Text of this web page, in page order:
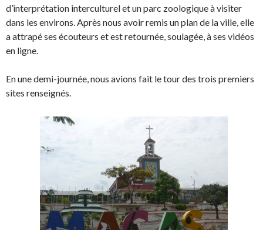
d’interprétation interculturel et un parc zoologique à visiter
dans les environs. Après nous avoir remis un plan de la ville, elle
a attrapé ses écouteurs et est retournée, soulagée, à ses vidéos
en ligne.
En une demi-journée, nous avions fait le tour des trois premiers
sites renseignés.